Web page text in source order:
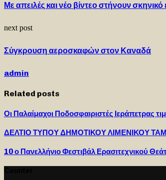
Με απειλές και νέο βίντεο στήνουν
next post
Σύγκρουση αεροσκαφών στον Καναδά
admin
Related posts
Οι Παλαίμαχοι Ποδοσφαιριστές Ιεράπετρας
ΔΕΛΤΙΟ ΤΥΠΟΥ ΔΗΜΟΤΙΚΟΥ ΛΙΜΕΝΙΚΟΥ
10 ο Πανελλήνιο Φεστιβάλ Ερασιτεχνικού